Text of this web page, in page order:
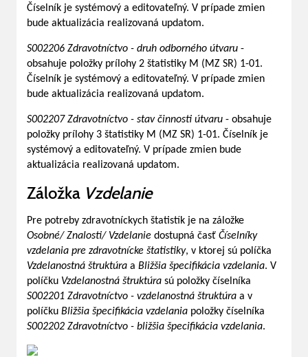
Číselník je systémový a editovateľný. V prípade zmien
bude aktualizácia realizovaná updatom.
S002206 Zdravotníctvo - druh odborného útvaru -
obsahuje položky prílohy 2 štatistiky M (MZ SR) 1-01.
Číselník je systémový a editovateľný. V prípade zmien
bude aktualizácia realizovaná updatom.
S002207 Zdravotníctvo - stav činnosti útvaru - obsahuje
položky prílohy 3 štatistiky M (MZ SR) 1-01. Číselník je
systémový a editovateľný. V prípade zmien bude
aktualizácia realizovaná updatom.
Záložka Vzdelanie
Pre potreby zdravotníckych štatistík je na záložke
Osobné/ Znalosti/ Vzdelanie dostupná časť Číselníky
vzdelania pre zdravotnícke štatistiky, v ktorej sú políčka
Vzdelanostná štruktúra a Bližšia špecifikácia vzdelania. V
políčku Vzdelanostná štruktúra sú položky číselníka
S002201 Zdravotníctvo - vzdelanostná štruktúra a v
políčku Bližšia špecifikácia vzdelania položky číselníka
S002202 Zdravotníctvo - bližšia špecifikácia vzdelania.